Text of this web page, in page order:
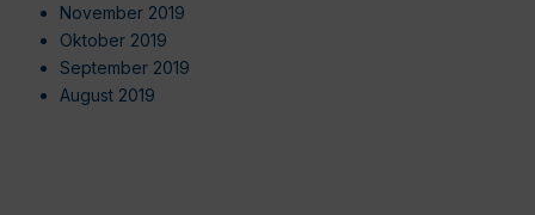
November 2019
Oktober 2019
September 2019
August 2019